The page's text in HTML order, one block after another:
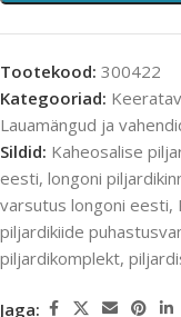
Tootekood: 300422
Kategooriad:
Lauamängud ja
Sildid: Kaheosalise
eesti, longoni
varsutus longoni eesti,
piljardikiide
piljardikomplekt,
Jaga: